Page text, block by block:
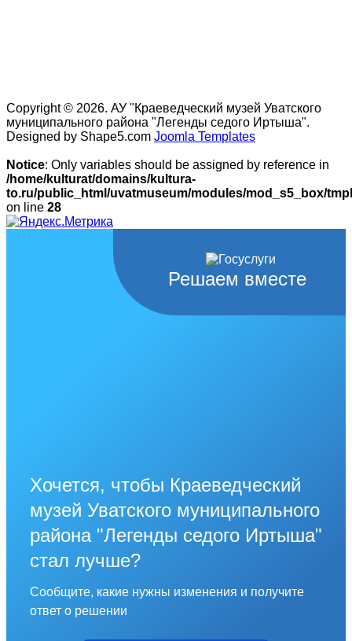
Copyright © 2026. АУ "Краеведческий музей Уватского
муниципального района "Легенды седого Иртыша".
Designed by Shape5.com Joomla Templates
Notice: Only variables should be assigned by reference in
/home/kulturat/domains/kultura-
to.ru/public_html/uvatmuseum/modules/mod_s5_box/
on line 28
Решаем вместе
Хочется, чтобы Краеведческий
музей Уватского муниципального
района "Легенды седого Иртыша"
стал лучше?
Сообщите, какие нужны изменения и получите
ответ о решении